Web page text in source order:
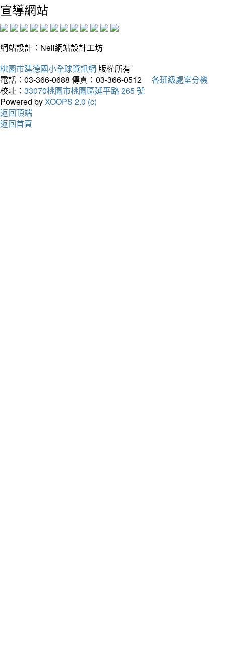
宣導網站
網站設計：Neil網站設計工坊
桃園市建德國小全球資訊網 版權所有
電話：03-366-0688 傳真：03-366-0512
各班級處室分機
校址： 33070桃園市桃園區延平路 265 號
Powered byXOOPS 2.0 (c)
返回頂端
返回首頁